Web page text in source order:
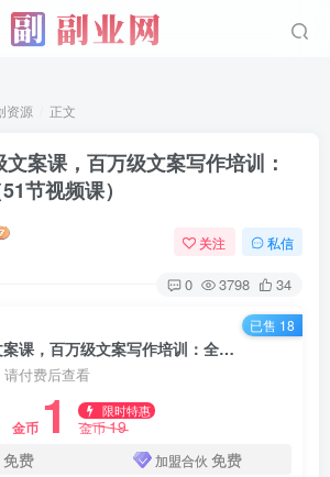
资源 正文
文案课，百万级文案写作培训：
节视频课）
关注 私信
0 3798 34
（2579期）超级文案课，百万级文案写作培训：全面系统学习（51节视频课）
付费后查看
金币 1 限时特惠
金币19
免费 加盟合伙 免费
已售 18